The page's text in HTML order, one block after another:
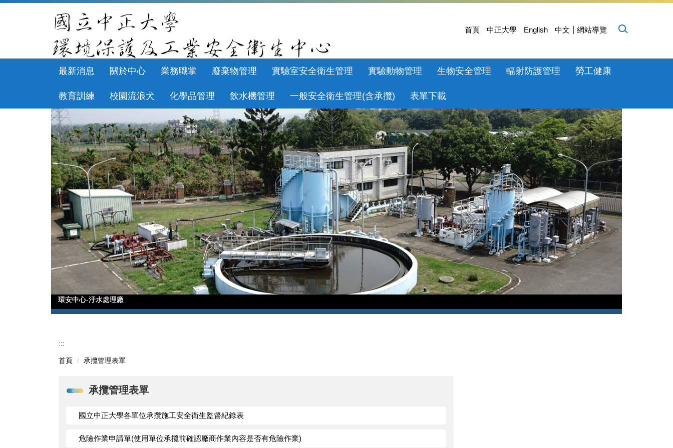
容
首頁 中正大學 English 中文 網站導覽
最新消息 關於中心 業務職掌 廢棄物管理 實驗室安全衛生管理 實驗動物管理 生物安全管理 輻射防護管理 勞工健康
教育訓練 校園流浪犬 化學品管理 飲水機管理 一般安全衛生管理(含承攬) 表單下載
環安中心-汙水處理廠
環安中心-汙水處理廠
:::
首頁 承攬管理表單
承攬管理表單
國立中正大學各單位承攬施工安全衛生監督紀錄表
危險作業申請單(使用單位承攬前確認廠商作業內容是否有危險作業)